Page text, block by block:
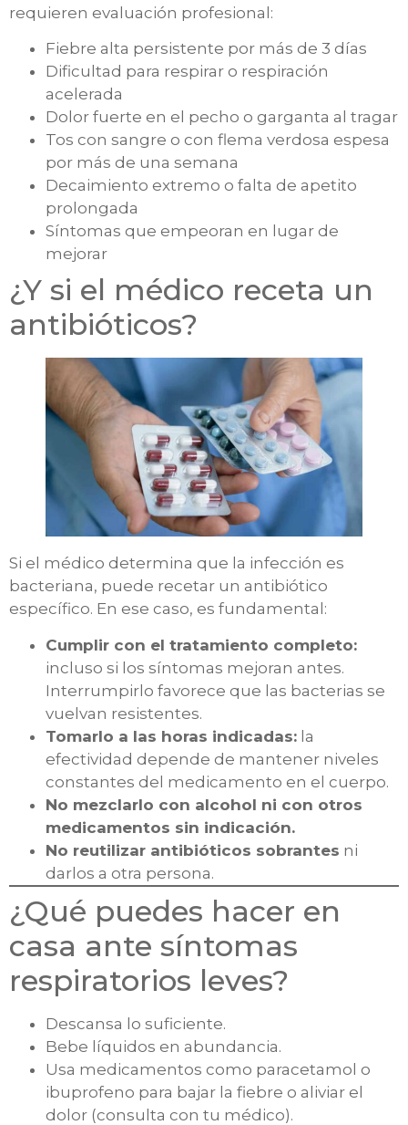
requieren evaluación profesional:
Fiebre alta persistente por más de 3 días
Dificultad para respirar o respiración
acelerada
Dolor fuerte en el pecho o garganta al tragar
Tos con sangre o con flema verdosa espesa
por más de una semana
Decaimiento extremo o falta de apetito
prolongada
Síntomas que empeoran en lugar de
mejorar
¿Y si el médico receta un
antibióticos?
Si el médico determina que la infección es
bacteriana, puede recetar un antibiótico
específico. En ese caso, es fundamental:
Cumplir con el tratamiento completo:
incluso si los síntomas mejoran antes.
Interrumpirlo favorece que las bacterias se
vuelvan resistentes.
Tomarlo a las horas indicadas: la
efectividad depende de mantener niveles
constantes del medicamento en el cuerpo.
No mezclarlo con alcohol ni con otros
medicamentos sin indicación.
No reutilizar antibióticos sobrantes ni
darlos a otra persona.
¿Qué puedes hacer en
casa ante síntomas
respiratorios leves?
Descansa lo suficiente.
Bebe líquidos en abundancia.
Usa medicamentos como paracetamol o
ibuprofeno para bajar la fiebre o aliviar el
dolor (consulta con tu médico).